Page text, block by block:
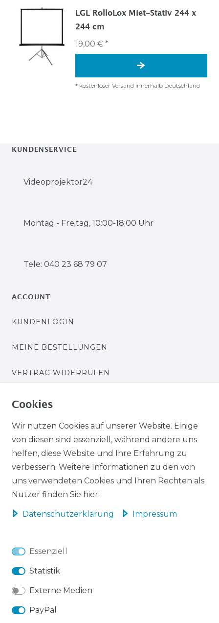
LGL RolloLox Miet-Stativ 244 x
244 cm
19,00 € *
* kostenloser Versand innerhalb Deutschland
KUNDENSERVICE
Videoprojektor24
Montag - Freitag, 10:00-18:00 Uhr
Tele: 040 23 68 79 07
ACCOUNT
KUNDENLOGIN
MEINE BESTELLUNGEN
VERTRAG WIDERRUFEN
PAYPAL / PAYPAL PLUS
ÜBERWEISUNG
AGB Barrierefreiheitserklärung
Cookies
Wir nutzen Cookies auf unserer Website. Einige
von diesen sind essenziell, während andere uns
helfen, diese Website und Ihre Erfahrung zu
verbessern. Weitere Informationen zu den von
uns verwendeten Cookies und Ihren Rechten als
Nutzer finden Sie hier:
Daten­schutz­erklärung Impressum
Essenziell
Statistik
Externe Medien
PayPal